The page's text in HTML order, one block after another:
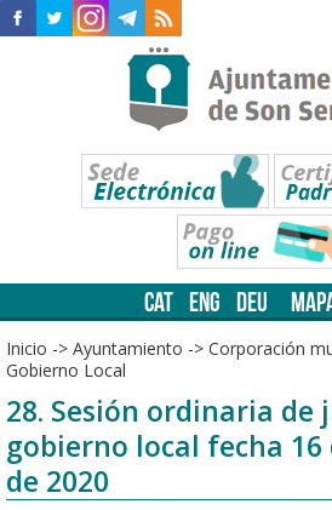
CAT ENG DEU
Inicio -> Ayuntamiento -> Corporación
Gobierno Local
28. Sesión ordinaria de
gobierno local fecha
de 2020